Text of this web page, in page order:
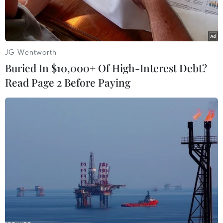
Khách hàng giao dịch tại sàn giao dịch BVSC. (Ảnh minh họa:
Trần Việt/TTXVN)
Giới đầu tư chứng khoán Việt Nam vừa trải qua
tuần giao dịch đầy cảm xúc với việc VN-Index
giằng co và có lúc tăng áp sát mốc 1.000 điểm
JG Wentworth
Buried In $10,000+ Of High-Interest Debt?
Read Page 2 Before Paying